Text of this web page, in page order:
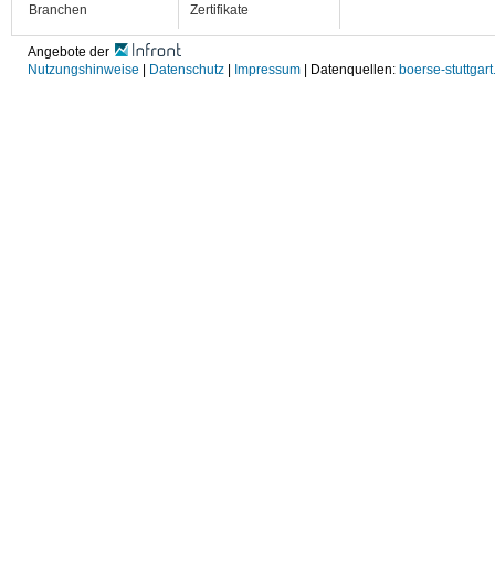
Branchen
Zertifikate
Angebote der
Nutzungshinweise | Datenschutz | Impressum | Datenquellen: boerse-